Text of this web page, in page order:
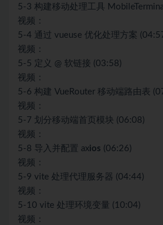
5-3 构建移动处理工具
视频：
5-4 通过 vueuse 优化处理方案
视频：
5-5 定义 @ 软链接 (03:58)
视频：
5-6 构建 VueRouter 移动端路由表
视频：
5-7 划分移动端首页模块 (06:08)
视频：
5-8 导入并配置 axios (06:26)
视频：
5-9 vite 处理代理服务器 (04:44)
视频：
5-10 vite 处理环境变量 (10:04)
视频：